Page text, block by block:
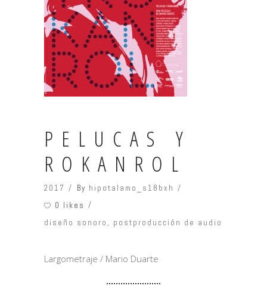
PELUCAS Y
ROKANROL
2017 By hipotalamo_s18bxh
0 likes
diseño sonoro , postproducción de audio
Largometraje / Mario Duarte